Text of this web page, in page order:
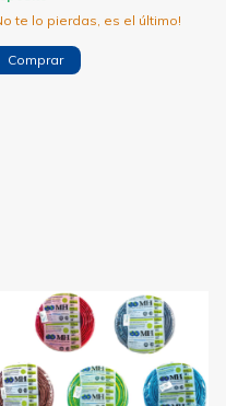
te lo pierdas, es el último!
Comprar